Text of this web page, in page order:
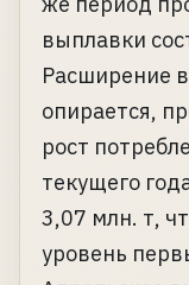
выплавки
Расширение
опирается,
рост
текущего
3,07 млн. т,
уровень